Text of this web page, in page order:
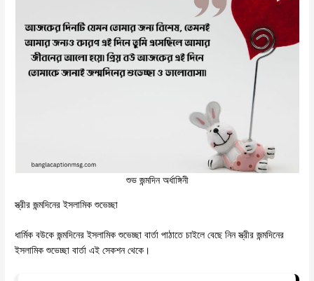
শুভ জন্মদিন অর্ধাঙ্গিনী
স্ত্রীর জন্মদিনের ইসলামিক শুভেচ্ছা
ধার্মিক বউকে জন্মদিনের ইসলামিক শুভেচ্ছা বার্তা পাঠাতে চাইলে বেছে নিন স্ত্রীর জন্মদিনের
ইসলামিক শুভেচ্ছা বার্তা এই সেকশন থেকে।